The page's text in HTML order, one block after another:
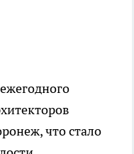
что стало